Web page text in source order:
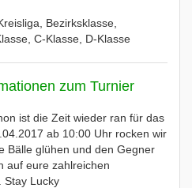
Bezirksklasse,
C-Klasse, D-Klasse
zum Turnier
ist die Zeit wieder ran für das
ab 10:00 Uhr rocken wir
Bälle glühen und den Gegner
auf eure zahlreichen
Stay Lucky